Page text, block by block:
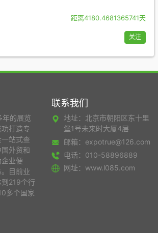
距离4180.4681365741天
关注
年的展览
打造专
站式查
外贸和
业便
目前业
219个行
多个国家
联系我们
地址：北京市朝阳区东十里
堡1号未来时大厦4层
邮箱：expotrue@126.com
电话：010-58896889
网址：www.l085.com